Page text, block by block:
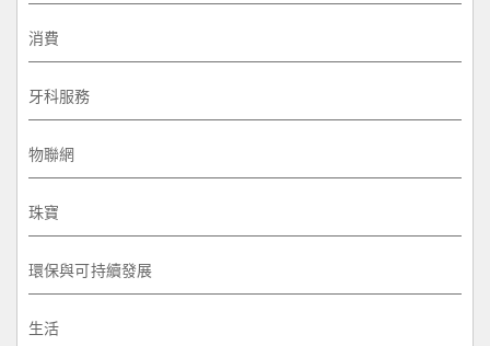
消費
牙科服務
物聯網
珠寶
環保與可持續發展
生活